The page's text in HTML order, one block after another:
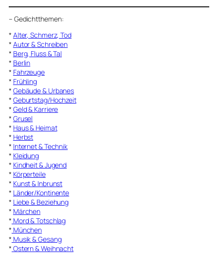
– Gedichtthemen:
* Alter, Schmerz, Tod
* Autor & Schreiben
* Berg, Fluss & Tal
* Berlin
* Fahrzeuge
* Frühling
* Gebäude & Urbanes
* Geburtstag/Hochzeit
* Geld & Karriere
* Grusel
* Haus & Heimat
* Herbst
* Internet & Technik
* Kleidung
* Kindheit & Jugend
* Körperteile
* Kunst & Inbrunst
* Länder/Kontinente
* Liebe & Beziehung
* Märchen
* Mord & Totschlag
* München
* Musik & Gesang
* Ostern & Weihnacht